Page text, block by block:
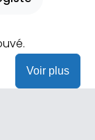
Praticien ?
Voir plus